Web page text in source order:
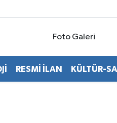
Foto Galeri
RESMİ İLAN KÜLTÜR-